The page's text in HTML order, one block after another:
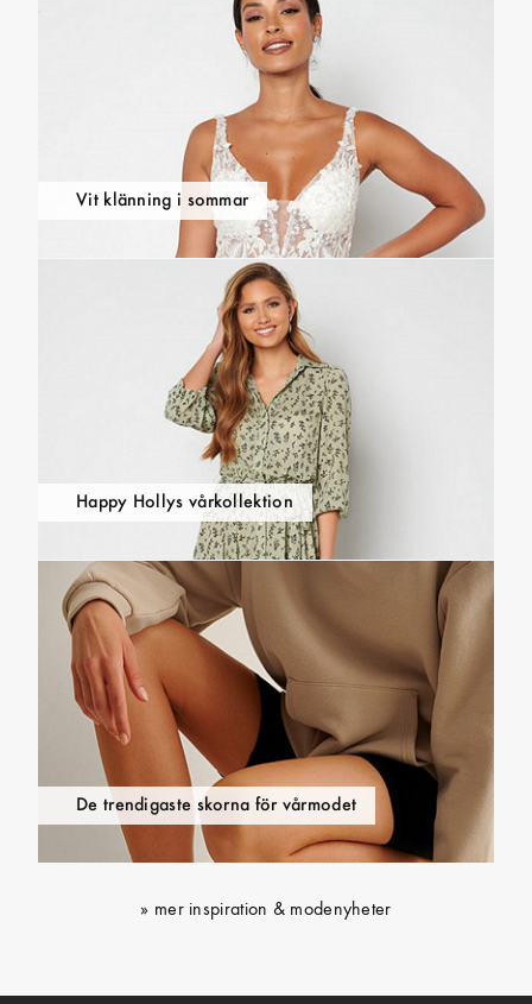
Vit klänning i sommar
Happy Hollys vårkollektion
De trendigaste skorna för vårmodet
mer inspiration & modenyheter